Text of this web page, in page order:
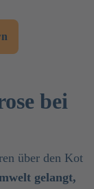
bei
über den Kot
gelangt,